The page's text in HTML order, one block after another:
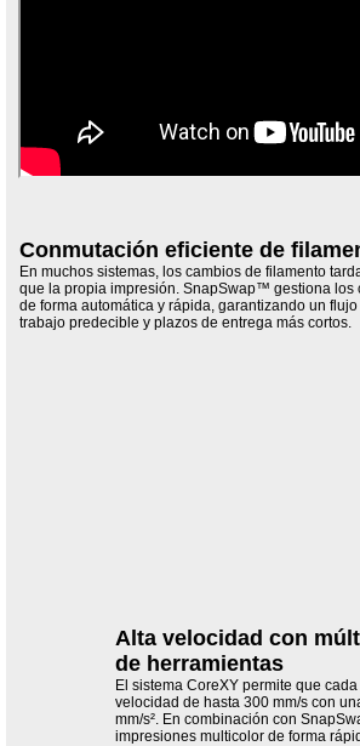
Conmutación eficiente de
En muchos sistemas, los cambios de filamento
que la propia impresión. SnapSwap™ gestiona los
de forma automática y rápida, garantizando un flujo
trabajo predecible y plazos de entrega más cortos.
Alta velocidad con
de herramientas
El sistema CoreXY permite que
velocidad de hasta 300 mm/s con
mm/s². En combinación con
impresiones multicolor de forma